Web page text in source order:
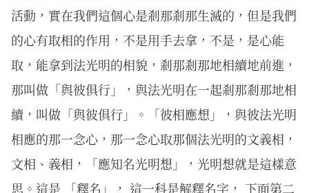
活動，實在我們這個心是剎那剎那生滅的，但是我們
的心有取相的作用，不是用手去拿，不是，是心能
取，能拿到法光明的相貌，剎那剎那地相續地前進，
那叫做「與彼俱行」，與法光明在一起剎那剎那地相
續，叫做「與彼俱行」。「彼相應想」，與彼法光明
相應的那一念心，那一念心取那個法光明的文義相，
文相、義相，「應知名光明想」，光明想就是這樣意
思。這是 「釋名」， 這一科是解釋名字， 下面第二